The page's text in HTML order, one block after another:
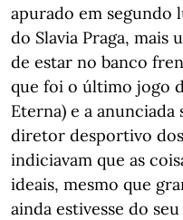
apurado em segundo
do Slavia Praga, mais
de estar no banco
que foi o último jogo
Eterna) e a anunciada
diretor desportivo
indiciavam que as
ideais, mesmo que
ainda estivesse do